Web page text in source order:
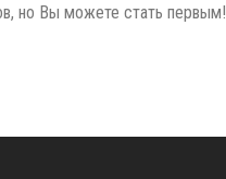
но Вы можете стать первым!